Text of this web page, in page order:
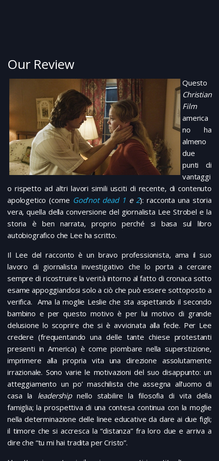
Our Review
Questo
Christian
Film
america
no ha
almeno
due
punti di
vantaggi
o rispetto ad altri lavori simili usciti di recente, di contenuto
apologetico (come God’not dead 1 e 2): racconta una storia
vera, quella della conversione del giornalista Lee Strobel e la
storia è ben narrata, proprio perché si basa sul libro
autobiografico che Lee ha scritto.
Il Lee del racconto è un bravo professionista, ama il suo
lavoro di giornalista investigativo che lo porta a cercare
sempre di ricostruire la verità intorno al fatto di cronaca sotto
esame appoggiandosi solo a ciò che può essere sottoposto a
verifica. Ama la moglie Leslie che sta aspettando il secondo
bambino e per questo motivo è per lui motivo di grande
delusione lo scoprire che si è avvicinata alla fede. Per Lee
credere (frequentando una delle tante chiese protestanti
presenti in America) è come piombare nella superstizione,
imprimere alla propria vita una direzione assolutamente
irrazionale. Sono varie le motivazioni del suo disappunto: un
atteggiamento un po’ maschilista che assegna all’uomo di
casa la leadershipnello stabilire la filosofia di vita della
famiglia; la prospettiva di una contesa continua con la moglie
nella determinazione delle linee educative da dare ai due figli;
il timore che si accresca la “distanza” fra loro due e arriva a
dire che “tu mi hai tradita per Cristo”.